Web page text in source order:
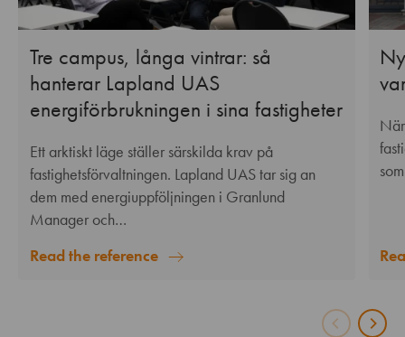
Tre campus, långa vintrar: så
hanterar Lapland UAS
energiförbrukningen i sina fastigheter
Ett arktiskt läge ställer särskilda krav på
fastighetsförvaltningen. Lapland UAS tar sig an
dem med energiuppföljningen i Granlund
Manager och…
Read the reference